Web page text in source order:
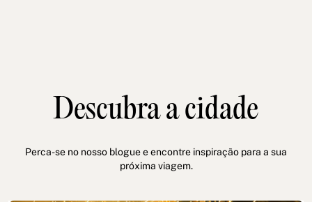
Descubra a cidade
Perca-se no nosso blogue e encontre inspiração para a sua
próxima viagem.